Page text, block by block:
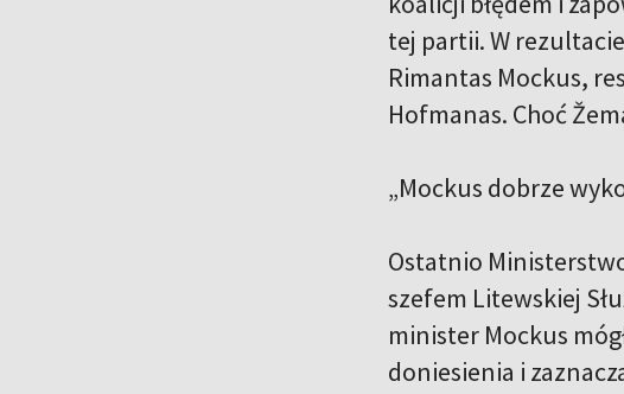
tej partii. W
Rimantas Mockus,
Hofmanas. Choć
„Mockus dobrze
Ostatnio
szefem Litewskiej
minister Mockus
doniesienia i